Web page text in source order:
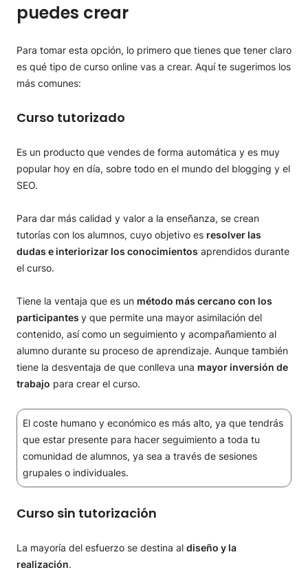
puedes crear
Para tomar esta opción, lo primero que tienes que tener claro
es qué tipo de curso online vas a crear. Aquí te sugerimos los
más comunes:
Curso tutorizado
Es un producto que vendes de forma automática y es muy
popular hoy en día, sobre todo en el mundo del blogging y el
SEO.
Para dar más calidad y valor a la enseñanza, se crean
tutorías con los alumnos, cuyo objetivo es resolver las
dudas e interiorizar los conocimientos aprendidos durante
el curso.
Tiene la ventaja que es un método más cercano con los
participantes y que permite una mayor asimilación del
contenido, así como un seguimiento y acompañamiento al
alumno durante su proceso de aprendizaje. Aunque también
tiene la desventaja de que conlleva una mayor inversión de
trabajo para crear el curso.
El coste humano y económico es más alto, ya que tendrás
que estar presente para hacer seguimiento a toda tu
comunidad de alumnos, ya sea a través de sesiones
grupales o individuales.
Curso sin tutorización
La mayoría del esfuerzo se destina al diseño y la
realización.